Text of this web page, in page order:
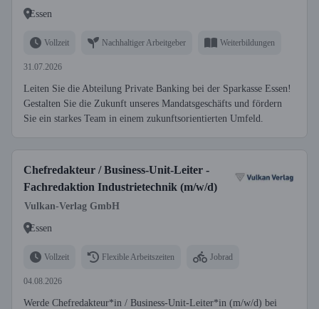
Essen
Vollzeit Nachhaltiger Arbeitgeber Weiterbildungen
31.07.2026
Leiten Sie die Abteilung Private Banking bei der Sparkasse Essen!
Gestalten Sie die Zukunft unseres Mandatsgeschäfts und fördern
Sie ein starkes Team in einem zukunftsorientierten Umfeld.
Chefredakteur / Business-Unit-Leiter -
Fachredaktion Industrietechnik (m/w/d)
Vulkan-Verlag GmbH
Essen
Vollzeit Flexible Arbeitszeiten Jobrad
04.08.2026
Werde Chefredakteur*in / Business-Unit-Leiter*in (m/w/d) bei